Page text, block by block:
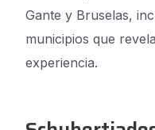
Gante y Bruselas,
municipios que
experiencia.